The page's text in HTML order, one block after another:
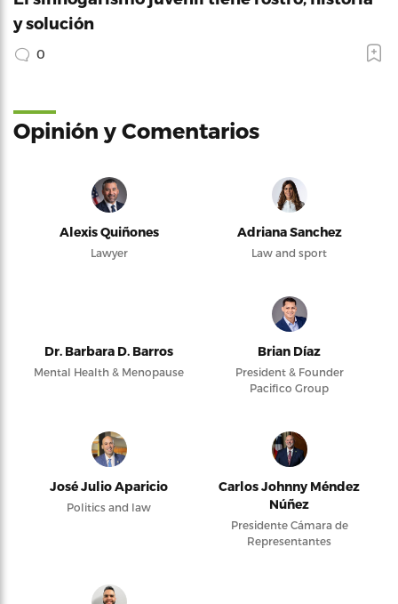
y solución
0
Opinión y Comentarios
Alexis Quiñones
Lawyer
Adriana Sanchez
Law and sport
Dr. Barbara D. Barros
Mental Health & Menopause
Brian Díaz
President & Founder
Pacifico Group
José Julio Aparicio
Politics and law
Carlos Johnny Méndez
Núñez
Presidente Cámara de
Representantes